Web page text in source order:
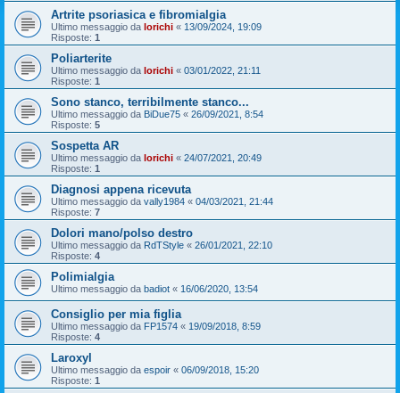
Artrite psoriasica e fibromialgia
Ultimo messaggio da lorichi « 13/09/2024, 19:09
Risposte: 1
Poliarterite
Ultimo messaggio da lorichi « 03/01/2022, 21:11
Risposte: 1
Sono stanco, terribilmente stanco...
Ultimo messaggio da BiDue75 « 26/09/2021, 8:54
Risposte: 5
Sospetta AR
Ultimo messaggio da lorichi « 24/07/2021, 20:49
Risposte: 1
Diagnosi appena ricevuta
Ultimo messaggio da vally1984 « 04/03/2021, 21:44
Risposte: 7
Dolori mano/polso destro
Ultimo messaggio da RdTStyle « 26/01/2021, 22:10
Risposte: 4
Polimialgia
Ultimo messaggio da badiot « 16/06/2020, 13:54
Consiglio per mia figlia
Ultimo messaggio da FP1574 « 19/09/2018, 8:59
Risposte: 4
Laroxyl
Ultimo messaggio da espoir « 06/09/2018, 15:20
Risposte: 1